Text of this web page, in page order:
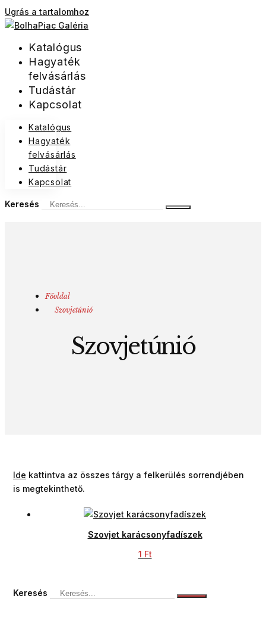
Ugrás a tartalomhoz
Katalógus
Hagyaték
felvásárlás
Tudástár
Kapcsolat
Katalógus
Hagyaték
felvásárlás
Tudástár
Kapcsolat
Keresés
Főoldal
Szovjetúnió
Szovjetúnió
Ide kattintva az összes tárgy a felkerülés sorrendjében
is megtekinthető.
Szovjet karácsonyfadíszek
1 Ft
Keresés